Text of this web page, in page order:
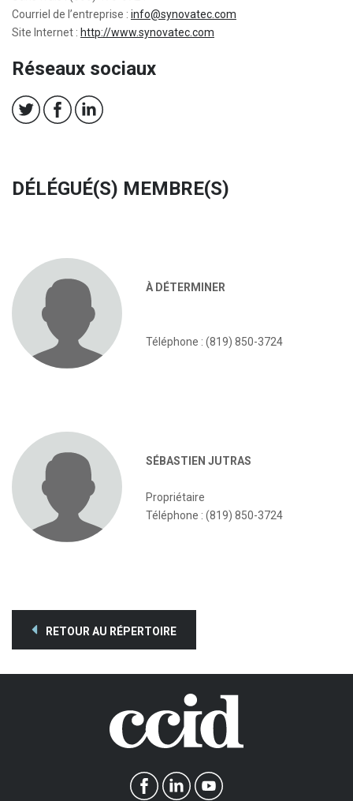
Courriel de l’entreprise : info@synovatec.com
Site Internet : http://www.synovatec.com
Réseaux sociaux
DÉLÉGUÉ(S) MEMBRE(S)
À DÉTERMINER
Téléphone : (819) 850-3724
SÉBASTIEN JUTRAS
Propriétaire
Téléphone : (819) 850-3724
RETOUR AU RÉPERTOIRE